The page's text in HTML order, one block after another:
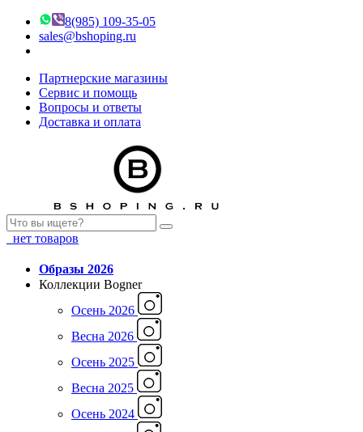
8(985) 109-35-05
sales@bshoping.ru
Партнерские магазины
Сервис и помощь
Вопросы и ответы
Доставка и оплата
нет товаров
Образы 2026
Коллекции Bogner
Осень 2026
Весна 2026
Осень 2025
Весна 2025
Осень 2024